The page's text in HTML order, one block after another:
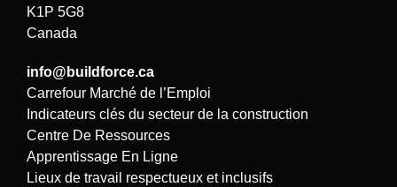
K1P 5G8
Canada
info@buildforce.ca
Carrefour Marché de l’Emploi
Indicateurs clés du secteur de la construction
Centre De Ressources
Apprentissage En Ligne
Lieux de travail respectueux et inclusifs